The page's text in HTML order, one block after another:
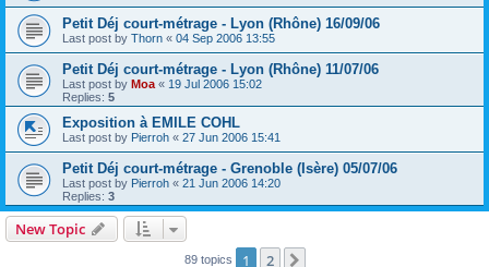
Petit Déj court-métrage - Lyon (Rhône) 16/09/06
Last post by Thorn « 04 Sep 2006 13:55
Petit Déj court-métrage - Lyon (Rhône) 11/07/06
Last post by Moa « 19 Jul 2006 15:02
Replies: 5
Exposition à EMILE COHL
Last post by Pierroh « 27 Jun 2006 15:41
Petit Déj court-métrage - Grenoble (Isère) 05/07/06
Last post by Pierroh « 21 Jun 2006 14:20
Replies: 3
New Topic
89 topics 1 2